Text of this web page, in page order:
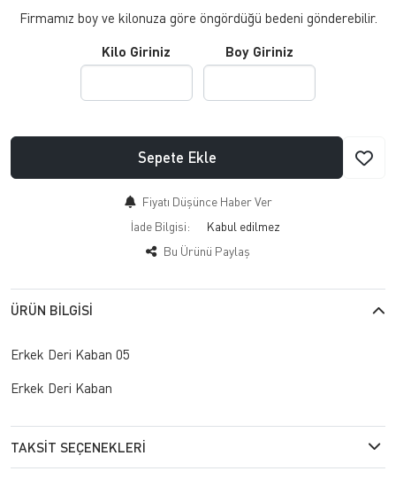
Firmamız boy ve kilonuza göre öngördüğü bedeni gönderebilir.
Kilo Giriniz Boy Giriniz
Sepete Ekle
Fiyatı Düşünce Haber Ver
İade Bilgisi:
Bu Ürünü Paylaş
ÜRÜN BILGISI
Erkek Deri Kaban 05
Erkek Deri Kaban
TAKSIT SEÇENEKLERI